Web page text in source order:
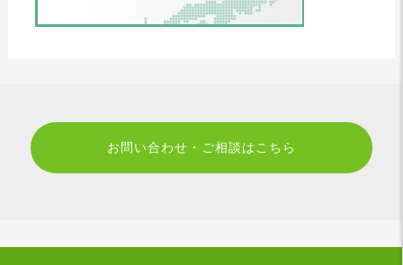
お問い合わせ・ご相談はこちら